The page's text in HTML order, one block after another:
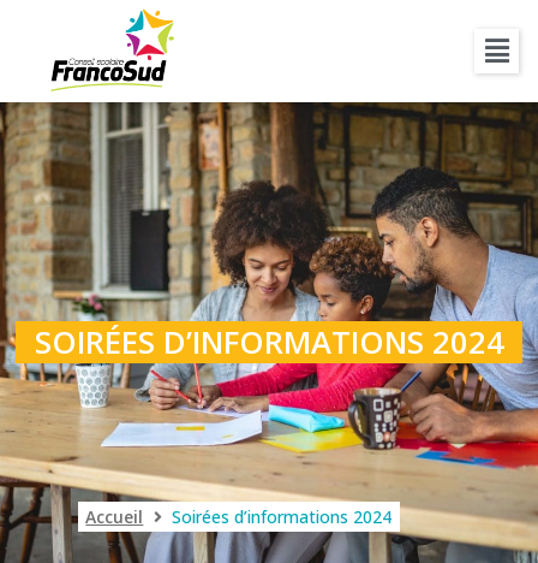
SOIRÉES D’INFORMATIONS 2024
Accueil Soirées d’informations 2024